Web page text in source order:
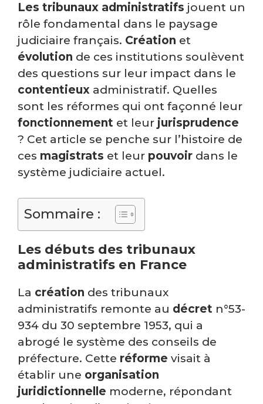
Les tribunaux administratifs jouent un
rôle fondamental dans le paysage
judiciaire français. Création et
évolution de ces institutions soulèvent
des questions sur leur impact dans le
contentieux administratif. Quelles
sont les réformes qui ont façonné leur
fonctionnement et leur jurisprudence
? Cet article se penche sur l’histoire de
ces magistrats et leur pouvoir dans le
système judiciaire actuel.
Sommaire :
Les débuts des tribunaux
administratifs en France
La création des tribunaux
administratifs remonte au décret n°53-
934 du 30 septembre 1953, qui a
abrogé le système des conseils de
préfecture. Cette réforme visait à
établir une organisation
juridictionnelle moderne, répondant